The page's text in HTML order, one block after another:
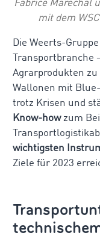
Fabrice Maréchal
mit dem
Die Weerts-
Transportbranche
Agrarprodukten
Wallonen mit
trotz Krisen und
Know-howzum
wichtigsten
Ziele für 2023